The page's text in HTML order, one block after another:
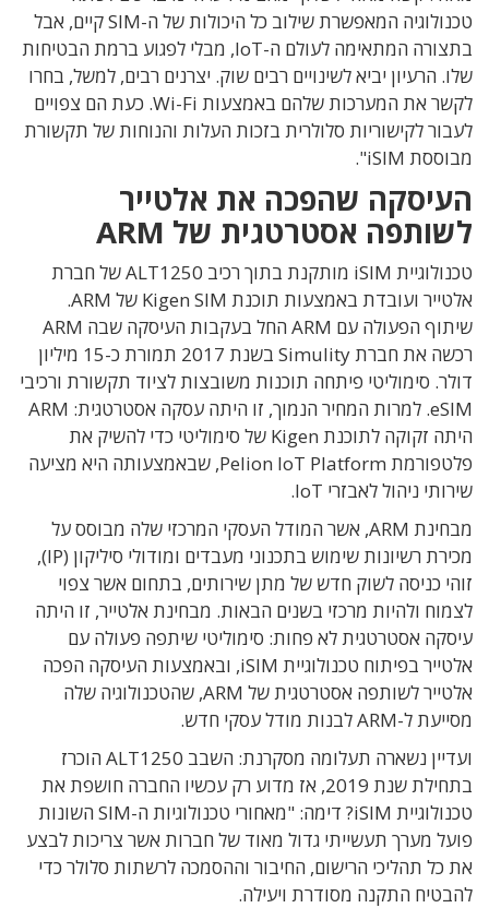
טכנולוגיה המאפשרת שילוב כל היכולות של ה-SIM קיים, אבל
בתצורה המתאימה לעולם ה-IoT, מבלי לפגוע ברמת הבטיחות
שלו. הרעיון יביא לשינויים רבים שוק. יצרנים רבים, למשל, בחרו
לקשר את המערכות שלהם באמצעות Wi-Fi. כעת הם צפויים
לעבור לקישוריות סלולרית בזכות העלות והנוחות של תקשורת
מבוססת iSIM".
העיסקה שהפכה את אלטייר
לשותפה אסטרטגית של ARM
טכנולוגיית iSIM מותקנת בתוך רכיב ALT1250 של חברת
אלטייר ועובדת באמצעות תוכנת Kigen SIM של ARM.
שיתוף הפעולה עם ARM החל בעקבות העיסקה שבה ARM
רכשה את חברת Simulity בשנת 2017 תמורת כ-15 מיליון
דולר. סימוליטי פיתחה תוכנות משובצות לציוד תקשורת ורכיבי
eSIM. למרות המחיר הנמוך, זו היתה עסקה אסטרטגית: ARM
היתה זקוקה לתוכנת Kigen של סימוליטי כדי להשיק את
פלטפורמת Pelion IoT Platform, שבאמצעותה היא מציעה
שירותי ניהול לאבזרי IoT.
מבחינת ARM, אשר המודל העסקי המרכזי שלה מבוסס על
מכירת רשיונות שימוש בתכנוני מעבדים ומודולי סיליקון (IP),
זוהי כניסה לשוק חדש של מתן שירותים, בתחום אשר צפוי
לצמוח ולהיות מרכזי בשנים הבאות. מבחינת אלטייר, זו היתה
עיסקה אסטרטגית לא פחות: סימוליטי שיתפה פעולה עם
אלטייר בפיתוח טכנולוגיית iSIM, ובאמצעות העיסקה הפכה
אלטייר לשותפה אסטרטגית של ARM, שהטכנולוגיה שלה
מסייעת ל-ARM לבנות מודל עסקי חדש.
ועדיין נשארה תעלומה מסקרנת: השבב ALT1250 הוכרז
בתחילת שנת 2019, אז מדוע רק עכשיו החברה חושפת את
טכנולוגיית iSIM? דימה: "מאחורי טכנולוגיות ה-SIM השונות
פועל מערך תעשייתי גדול מאוד של חברות אשר צריכות לבצע
את כל תהליכי הרישום, החיבור וההסמכה לרשתות סלולר כדי
להבטיח התקנה מסודרת ויעילה.